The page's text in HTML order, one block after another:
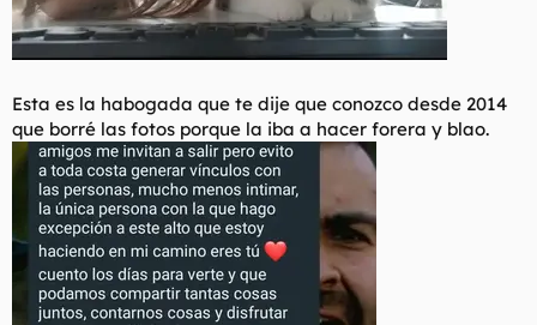
Esta es la habogada que te dije que conozco desde 2014
que borré las fotos porque la iba a hacer forera y blao.